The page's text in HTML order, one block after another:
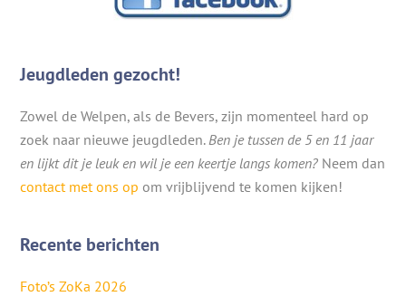
Jeugdleden gezocht!
Zowel de Welpen, als de Bevers, zijn momenteel hard op
zoek naar nieuwe jeugdleden. Ben je tussen de 5 en 11 jaar
en lijkt dit je leuk en wil je een keertje langs komen? Neem dan
contact met ons op om vrijblijvend te komen kijken!
Recente berichten
Foto’s ZoKa 2026